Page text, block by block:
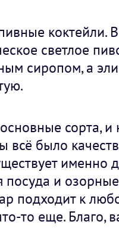
коктейли.
светлое
сиропом, а
сорта,
всё было
именно
посуда и
подходит к
то еще. Благо,